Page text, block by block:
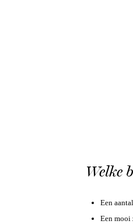
Welke
Een
Een mooi